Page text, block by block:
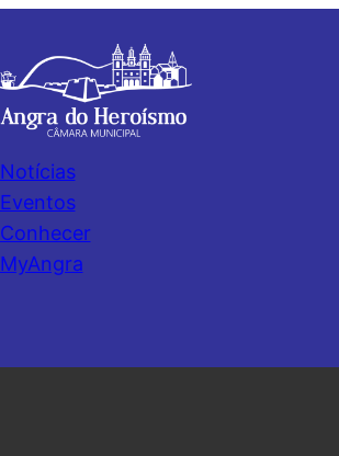
Notícias
Eventos
Conhecer
MyAngra